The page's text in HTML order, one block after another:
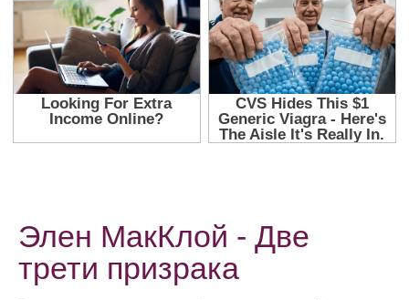
Элен МакКлой - Две
трети призрака